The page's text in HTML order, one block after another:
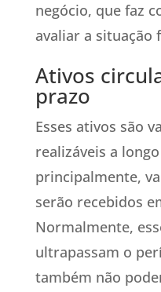
negócio, que faz
avaliar a situação
Ativos
prazo
Esses ativos são
realizáveis a
principalmente,
serão recebidos
Normalmente,
ultrapassam o
também não